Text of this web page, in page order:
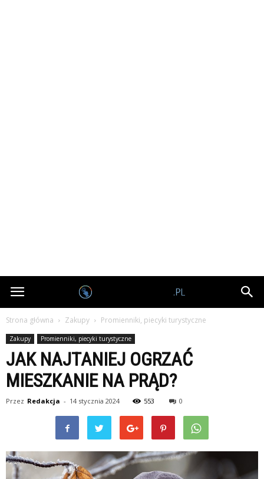
Nagrodobiorcy.pl
Strona główna Zakupy Promienniki, piecyki turystyczne
Zakupy Promienniki, piecyki turystyczne
JAK NAJTANIEJ OGRZAĆ
MIESZKANIE NA PRĄD?
Przez Redakcja - 14 stycznia 2024 553 0